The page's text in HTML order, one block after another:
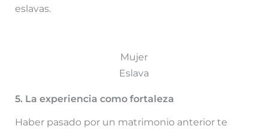
eslavas.
Mujer
Eslava
5. La experiencia como fortaleza
Haber pasado por un matrimonio anterior te